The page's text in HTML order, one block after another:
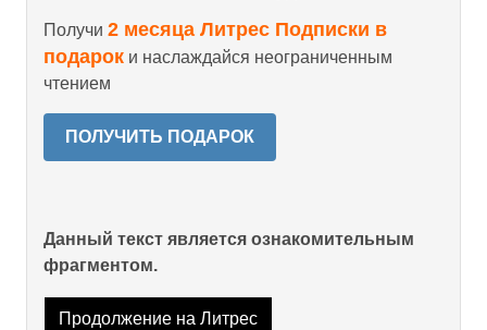
Получи 2 месяца Литрес Подписки в
подарок и наслаждайся неограниченным
чтением
ПОЛУЧИТЬ ПОДАРОК
Данный текст является ознакомительным
фрагментом.
Продолжение на Литрес